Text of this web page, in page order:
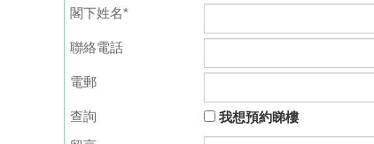
閣下姓名*
聯絡電話
電郵
查詢
我想預約睇樓